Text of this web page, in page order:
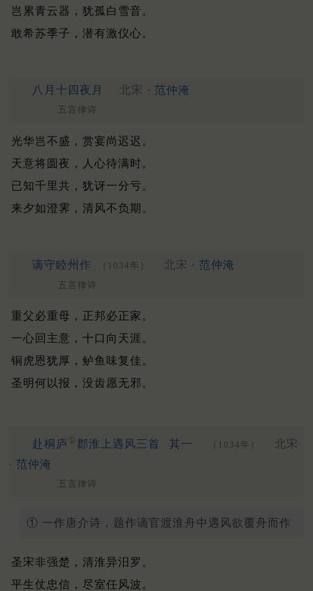
岂累青云器，犹孤白雪音。
敢希苏季子，潜有激仪心。
八月十四夜月 北宋 · 范仲淹
五言律诗
光华岂不盛，赏宴尚迟迟。
天意将圆夜，人心待满时。
已知千里共，犹讶一分亏。
来夕如澄霁，清风不负期。
谪守睦州作 （1034年） 北宋 · 范仲淹
五言律诗
重父必重母，正邦必正家。
一心回主意，十口向天涯。
铜虎恩犹厚，鲈鱼味复佳。
圣明何以报，没齿愿无邪。
赴桐庐 ① 郡淮上遇风三首 其一 （1034年）
北宋
· 范仲淹
五言律诗
① 一作唐介诗，题作谪官渡淮舟中遇风欲覆舟而作
圣宋非强楚，清淮异汨罗。
平生仗忠信，尽室任风波。